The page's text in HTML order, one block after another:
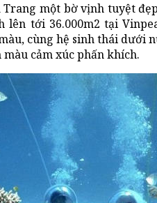
một bờ vịnh tuyệt
lên tới 36.000m2 tại
cùng hệ sinh thái dưới
cảm xúc phấn khích.